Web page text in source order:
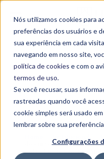
Nós utilizamos cookies para
preferências dos usuários e
sua experiência em cada
navegando em nosso site,
política de cookies e com o
termos de uso.
Se você recusar, suas
rastreadas quando você
cookie simples será usado
lembrar sobre sua
Configurações
do curso de Engenharia
sobre Licenciamento